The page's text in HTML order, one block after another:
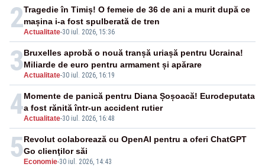
2Actualitate-30 iul. 2026, 15:36
Tragedie în Timiș! O femeie de 36 de ani a murit după ce
mașina i-a fost spulberată de tren
3Actualitate-30 iul. 2026, 16:19
Bruxelles aprobă o nouă tranșă uriașă pentru Ucraina!
Miliarde de euro pentru armament și apărare
4Actualitate-30 iul. 2026, 16:48
Momente de panică pentru Diana Șoșoacă! Eurodeputata
a fost rănită într-un accident rutier
5 Economie-30 iul. 2026, 14:43
Revolut colaborează cu OpenAI pentru a oferi ChatGPT
Go clienţilor săi